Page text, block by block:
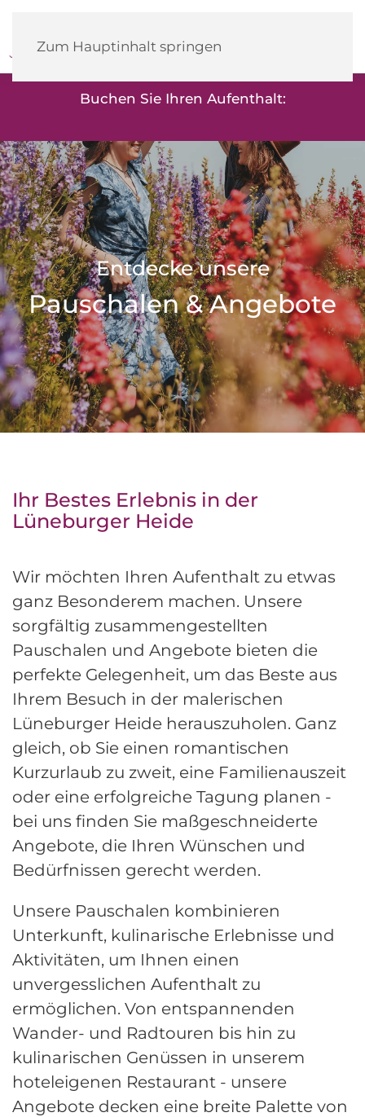
Zum Hauptinhalt springen
Herrenbrücke
Buchen Sie Ihren Aufenthalt:
Entdecke unsere
Pauschalen & Angebote
Ihr Bestes Erlebnis in der
Lüneburger Heide
Wir möchten Ihren Aufenthalt zu etwas
ganz Besonderem machen. Unsere
sorgfältig zusammengestellten
Pauschalen und Angebote bieten die
perfekte Gelegenheit, um das Beste aus
Ihrem Besuch in der malerischen
Lüneburger Heide herauszuholen. Ganz
gleich, ob Sie einen romantischen
Kurzurlaub zu zweit, eine Familienauszeit
oder eine erfolgreiche Tagung planen -
bei uns finden Sie maßgeschneiderte
Angebote, die Ihren Wünschen und
Bedürfnissen gerecht werden.
Unsere Pauschalen kombinieren
Unterkunft, kulinarische Erlebnisse und
Aktivitäten, um Ihnen einen
unvergesslichen Aufenthalt zu
ermöglichen. Von entspannenden
Wander- und Radtouren bis hin zu
kulinarischen Genüssen in unserem
hoteleigenen Restaurant - unsere
Angebote decken eine breite Palette von